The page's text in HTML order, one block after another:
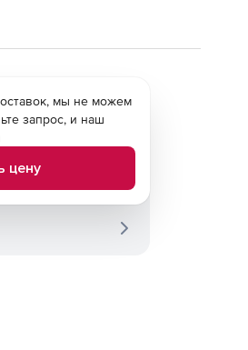
мы не можем
запрос, и наш
цену